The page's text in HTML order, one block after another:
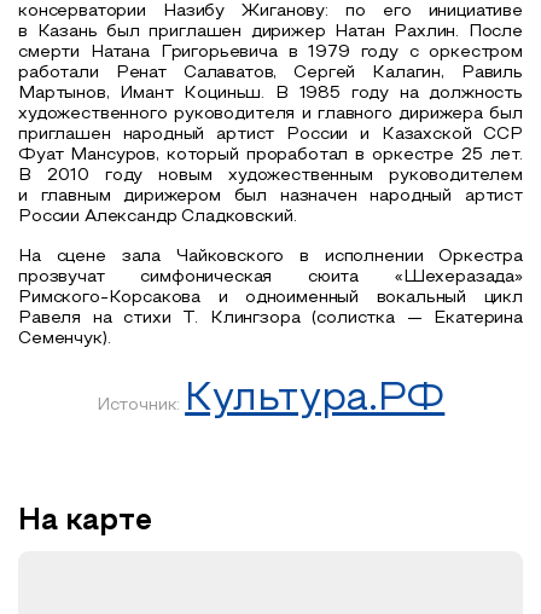
консерватории Назибу Жиганову: по его инициативе
в Казань был приглашен дирижер Натан Рахлин. После
смерти Натана Григорьевича в 1979 году с оркестром
работали Ренат Салаватов, Сергей Калагин, Равиль
Мартынов, Имант Коциньш. В 1985 году на должность
художественного руководителя и главного дирижера был
приглашен народный артист России и Казахской ССР
Фуат Мансуров, который проработал в оркестре 25 лет.
В 2010 году новым художественным руководителем
и главным дирижером был назначен народный артист
России Александр Сладковский.
На сцене зала Чайковского в исполнении Оркестра
прозвучат симфоническая сюита «Шехеразада»
Римского-Корсакова и одноименный вокальный цикл
Равеля на стихи Т. Клингзора (солистка — Екатерина
Семенчук).
Источник: Культура.РФ
На карте